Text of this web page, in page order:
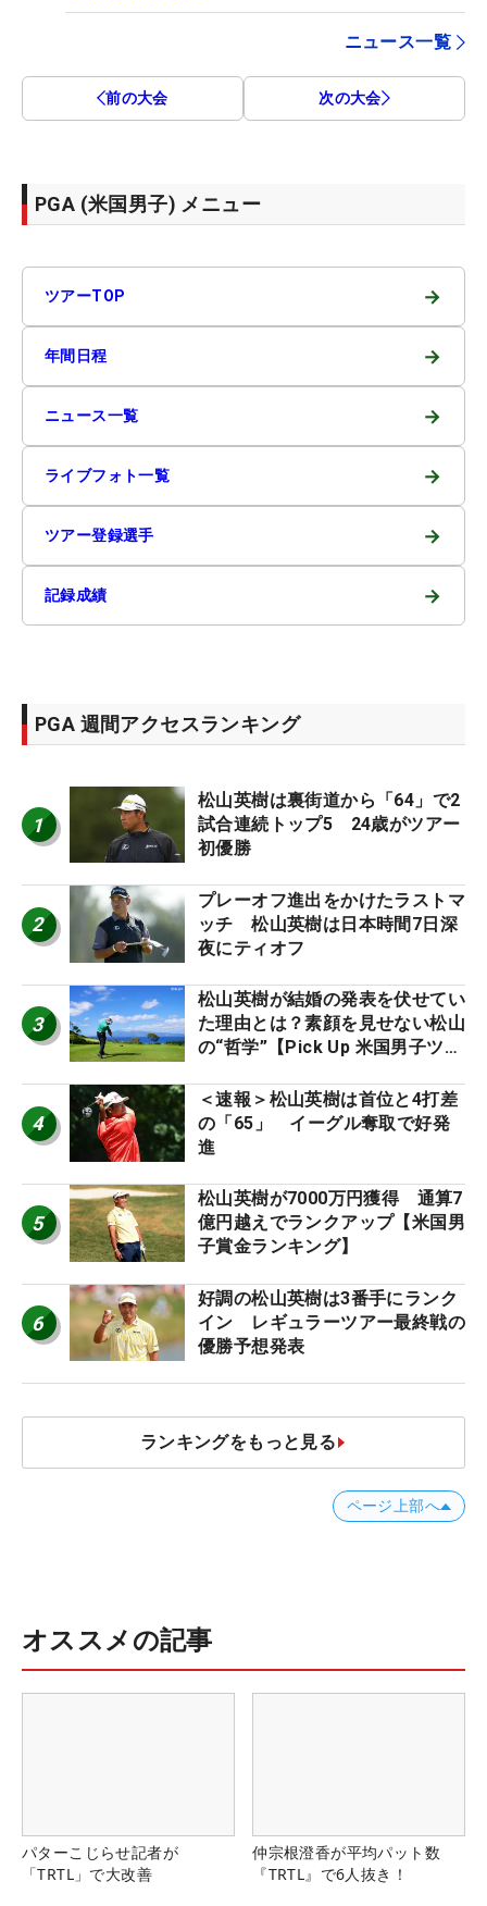
ニュース一覧
前の大会 次の大会
PGA (米国男子) メニュー
ツアーTOP →
年間日程 →
ニュース一覧 →
ライブフォト一覧 →
ツアー登録選手 →
記録成績 →
PGA 週間アクセスランキング
1
松山英樹は裏街道から「64」で2
試合連続トップ5 24歳がツアー
初優勝
2
プレーオフ進出をかけたラストマ
ッチ 松山英樹は日本時間7日深
夜にティオフ
3
松山英樹が結婚の発表を伏せてい
た理由とは？素顔を見せない松山
の“哲学”【Pick Up 米国男子ツア
4
＜速報＞松山英樹は首位と4打差
の「65」 イーグル奪取で好発
進
5
松山英樹が7000万円獲得 通算7
億円越えでランクアップ【米国男
子賞金ランキング】
6
好調の松山英樹は3番手にランク
イン レギュラーツアー最終戦の
優勝予想発表
ランキングをもっと見る
ページ上部へ
オススメの記事
パターこじらせ記者が
「TRTL」で大改善
仲宗根澄香が平均パット数
『TRTL』で6人抜き！